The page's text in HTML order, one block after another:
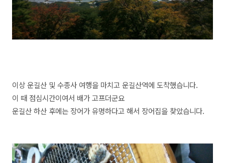
이상 운길산 및 수종사 여행을 마치고 운길산역에 도착했습니다.
이 때 점심시간이여서 배가 고프더군요
운길산 하산 후에는 장어가 유명하다고 해서 장어집을 찾았습니다.